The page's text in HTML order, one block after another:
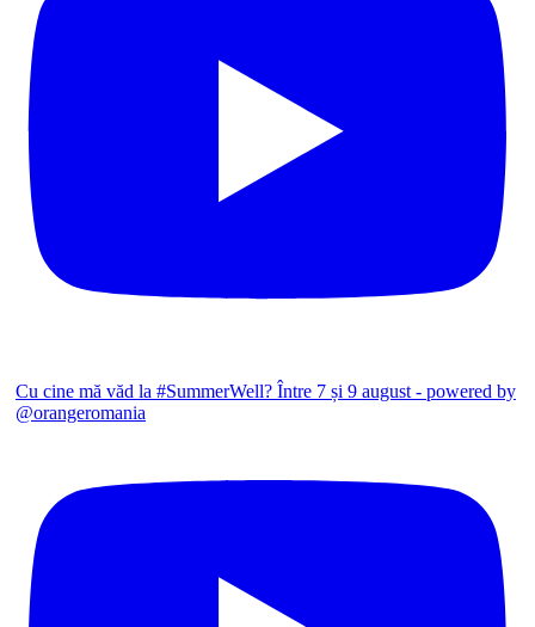
Cu cine mă văd la #SummerWell? Între 7 și 9 august - powered by
@orangeromania